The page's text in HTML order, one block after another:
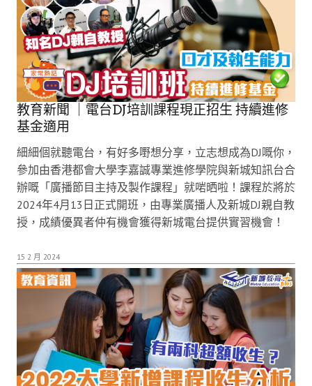
教育新聞 ｜電台DJ培訓課程現正招生 持續進修
基金適用
細細個就聽電台，有好多嘢想分享，立志想成為DJ嘅你，
參加由香港都會大學李嘉誠專業進修學院與新城知訊台合
辦嘅「廣播節目主持及製作課程」就啱晒啦！課程於將於
2024年4月13日正式開班，由專業廣播人及新城DJ親自教
授，成績優異者仲有機會獲得新城電台提供實習機會！
15 2 月 2024